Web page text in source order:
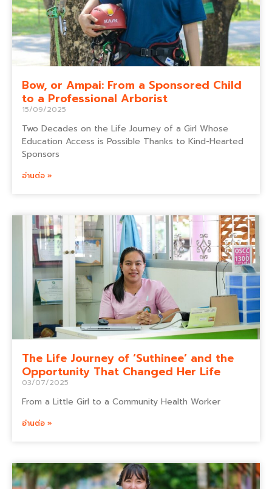
Bow, or Ampai: From a Sponsored Child
to a Professional Arborist
15/09/2025
Two Decades on the Life Journey of a Girl Whose
Education Access is Possible Thanks to Kind-Hearted
Sponsors
อ่านต่อ »
The Life Journey of ‘Suthinee’ and the
Opportunity That Changed Her Life
03/07/2025
From a Little Girl to a Community Health Worker
อ่านต่อ »